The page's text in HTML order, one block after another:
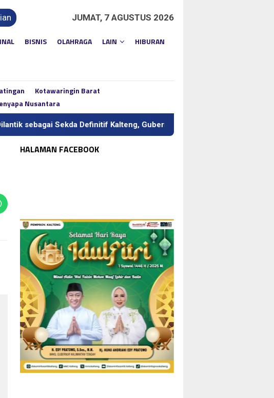
JUMAT, 7 AGUSTUS 2026
BISNIS OLAHRAGA LAIN HIBURAN
Kotawaringin Barat
Nusantara
Sekda Definitif Kalteng, Gubernur Tekankan Kerja Keras dan Kolaborasi
HALAMAN FACEBOOK